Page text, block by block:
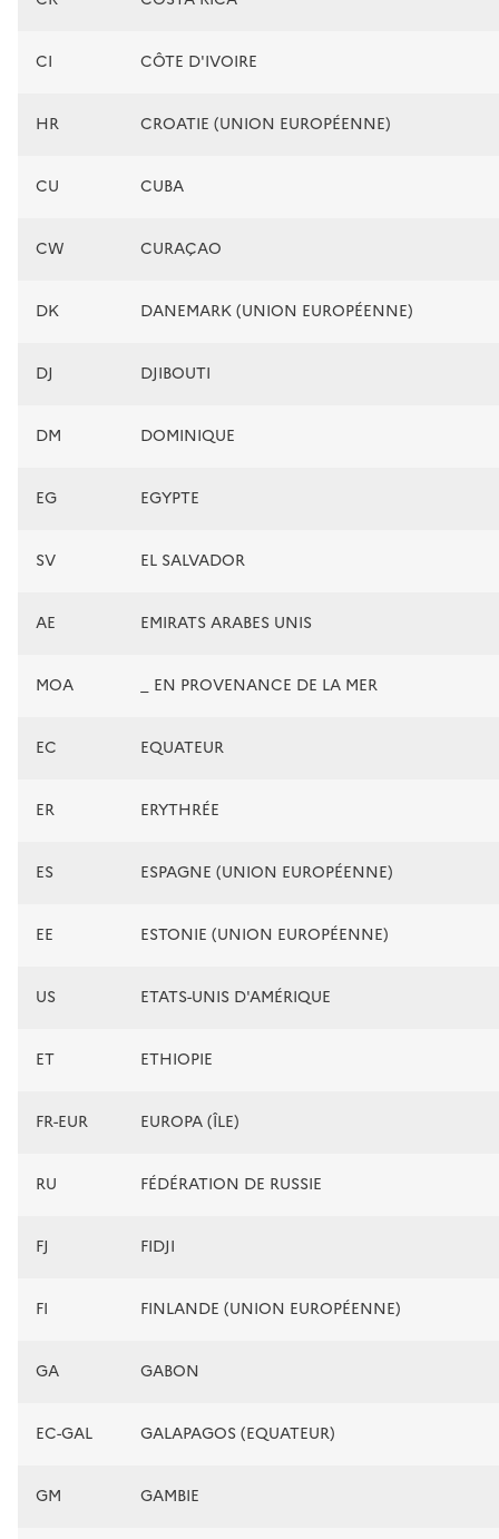
CI CÔTE D'IVOIRE
HR CROATIE (UNION EUROPÉENNE)
CU CUBA
CW CURAÇAO
DK DANEMARK (UNION EUROPÉENNE)
DJ DJIBOUTI
DM DOMINIQUE
EG EGYPTE
SV EL SALVADOR
AE EMIRATS ARABES UNIS
MOA _ EN PROVENANCE DE LA MER
EC EQUATEUR
ER ERYTHRÉE
ES ESPAGNE (UNION EUROPÉENNE)
EE ESTONIE (UNION EUROPÉENNE)
US ETATS-UNIS D'AMÉRIQUE
ET ETHIOPIE
FR-EUR EUROPA (ÎLE)
RU FÉDÉRATION DE RUSSIE
FJ FIDJI
FI FINLANDE (UNION EUROPÉENNE)
GA GABON
EC-GAL GALAPAGOS (EQUATEUR)
GM GAMBIE